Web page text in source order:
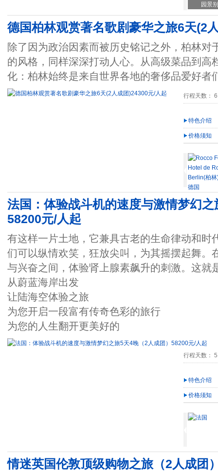
园景
德国柏林观赏著名歌剧豪华之旅6天(2
除了因为政治因素而被历史铭记之外，柏林对
的风格，同样深深打动人心。从高级菜品到高
化：柏林始终是来自世界各地的奢侈品爱好者
行程天数：
特色介绍
价格须知
法国：体验战斗机的速度与激情梦幻
58200元/人起
有这样一片土地，它兼具古老的生命律动和时
们可以纵情欢笑，狂放尖叫，为其摇摆起舞。
与兴奋之间，体验肾上腺素飙升的刺激。这就
从蔚蓝海岸出发
让陆海空体验之旅
为您开启一段富有传奇色彩的旅行
为您的人生翻开更美好的
行程天数：
特色介绍
价格须知
情迷英国伦敦顶级购物之旅（2人成团